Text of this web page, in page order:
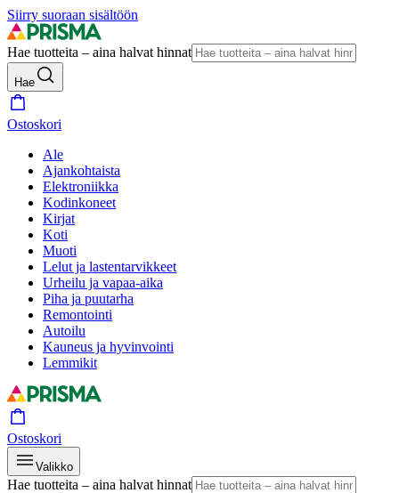
Siirry suoraan sisältöön
Hae tuotteita – aina halvat hinnat
Hae
Ostoskori
Ale
Ajankohtaista
Elektroniikka
Kodinkoneet
Kirjat
Koti
Muoti
Lelut ja lastentarvikkeet
Urheilu ja vapaa-aika
Piha ja puutarha
Remontointi
Autoilu
Kauneus ja hyvinvointi
Lemmikit
Ostoskori
Valikko
Hae tuotteita – aina halvat hinnat